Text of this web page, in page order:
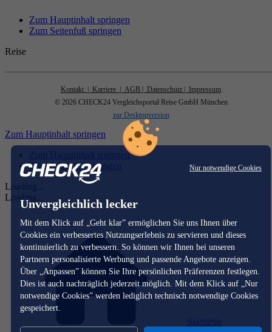
Nur notwendige Cookies
Unvergleichlich lecker
Mit dem Klick auf „Geht klar” ermöglichen Sie uns Ihnen über
Cookies ein verbessertes Nutzungserlebnis zu servieren und dieses
kontinuierlich zu verbessern. So können wir Ihnen bei unseren
Partnern personalisierte Werbung und passende Angebote anzeigen.
Über „Anpassen” können Sie Ihre persönlichen Präferenzen festlegen.
Dies ist auch nachträglich jederzeit möglich. Mit dem Klick auf „Nur
notwendige Cookies” werden lediglich technisch notwendige Cookies
gespeichert.
Zum Hauptinhalt springen
Zum Seitenfuß springen
Reise
Kontakt | Karriere | AGB | Datenschutz
| Impressum
© 2026 CHECK24 Vergleichsportal Reise GmbH München
zur Desktopversion
Zum Hauptinhalt springen
Zum Hauptinhalt springen
Zum Seitenfuß springen
Loading...
Loading...